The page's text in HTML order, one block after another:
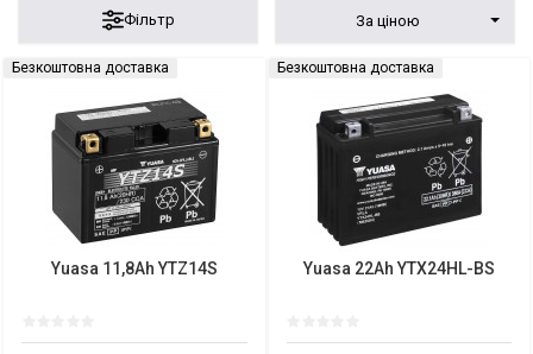
Фільтр За ціною
Безкоштовна доставка
Yuasa 11,8Ah YTZ14S
Безкоштовна доставка
Yuasa 22Ah YTX24HL-BS